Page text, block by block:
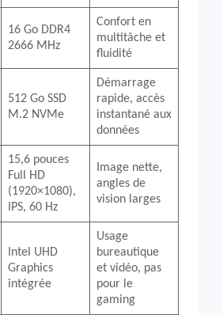
16 Go DDR4
2666 MHz
Confort en
multitâche et
fluidité
512 Go SSD
M.2 NVMe
Démarrage
rapide, accès
instantané aux
données
15,6 pouces
Full HD
(1920×1080),
IPS, 60 Hz
Image nette,
angles de
vision larges
Intel UHD
Graphics
intégrée
Usage
bureautique
et vidéo, pas
pour le
gaming